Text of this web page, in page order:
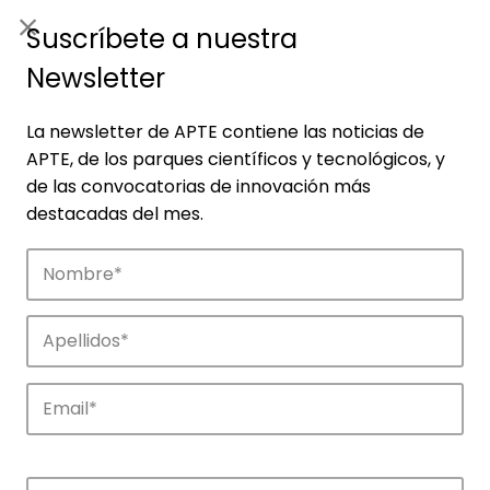
Empresas
Descubre las empresas que impulsan la
innovación en los parques de APTE.
Suscríbete a nuestra
Newsletter
La newsletter de APTE contiene las noticias de
APTE, de los parques científicos y tecnológicos, y
de las convocatorias de innovación más
destacadas del mes.